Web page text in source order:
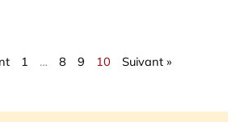
1 … 8 9 10 Suivant »